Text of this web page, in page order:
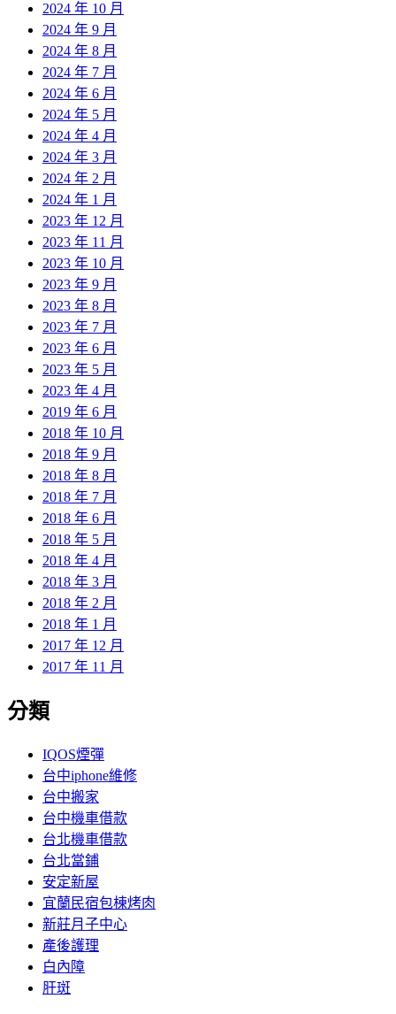
2024 年 10 月
2024 年 9 月
2024 年 8 月
2024 年 7 月
2024 年 6 月
2024 年 5 月
2024 年 4 月
2024 年 3 月
2024 年 2 月
2024 年 1 月
2023 年 12 月
2023 年 11 月
2023 年 10 月
2023 年 9 月
2023 年 8 月
2023 年 7 月
2023 年 6 月
2023 年 5 月
2023 年 4 月
2019 年 6 月
2018 年 10 月
2018 年 9 月
2018 年 8 月
2018 年 7 月
2018 年 6 月
2018 年 5 月
2018 年 4 月
2018 年 3 月
2018 年 2 月
2018 年 1 月
2017 年 12 月
2017 年 11 月
分類
IQOS煙彈
台中iphone維修
台中搬家
台中機車借款
台北機車借款
台北當鋪
安定新屋
宜蘭民宿包棟烤肉
新莊月子中心
產後護理
白內障
肝斑